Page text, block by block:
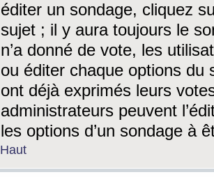
éditer un sondage, cliquez
sujet ; il y aura toujours le
n’a donné de vote, les
ou éditer chaque options du
ont déjà exprimés leurs
administrateurs peuvent
les options d’un sondage à
Haut